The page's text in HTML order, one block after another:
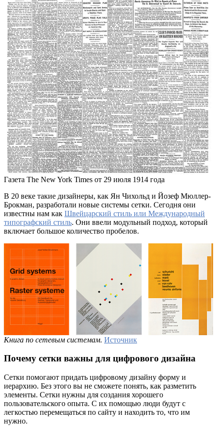
Газета The New York Times от 29 июля 1914 года
В 20 веке такие дизайнеры, как Ян Чихольд и Йозеф Мюллер-
Брокман, разработали новые системы сетки. Сегодня они
известны нам как Швейцарский стиль или Международный
типографский стиль. Они ввели модульный подход, который
включает большое количество пробелов.
Книга по сетевым системам. Источник
Почему сетки важны для цифрового дизайна
Сетки помогают придать цифровому дизайну форму и
иерархию. Без этого вы не сможете понять, как разметить
элементы. Сетки нужны для создания хорошего
пользовательского опыта. С их помощью люди будут с
легкостью перемещаться по сайту и находить то, что им
нужно.